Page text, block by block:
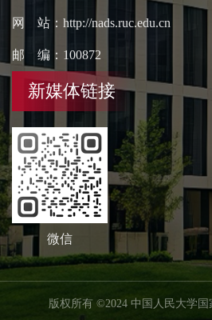
网 站：http://nads.ruc.edu.cn
邮 编：100872
新媒体链接
微信
版权所有 ©2024 中国人民大学